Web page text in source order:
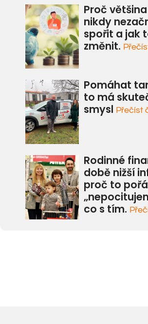
Proč
nikdy
spořit a jak
změnit.
Pomáhat
to má
smysl Přečíst
Rodinné
době nižší
proč to
co s tím.